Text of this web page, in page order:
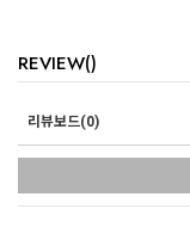
REVIEW()
리뷰보드(0)